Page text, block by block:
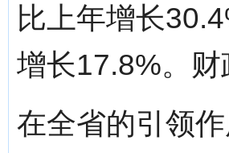
比上年增长
增长17.8%。
在全省的引领